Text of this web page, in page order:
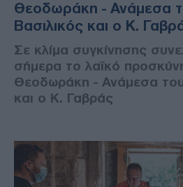
Θεοδωράκη - Ανάμεσα
Βασιλικός και ο Κ.
Σε κλίμα συγκίνησης
σήμερα το λαϊκό
Θεοδωράκη - Ανάμεσα
και ο Κ. Γαβράς